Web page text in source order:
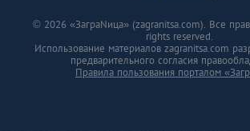
© 2026 «ЗаграNица» (zagranitsa.com). Все
rights reserved.
Использование материалов zagranitsa.com
предварительного согласия
Правила пользования порталом